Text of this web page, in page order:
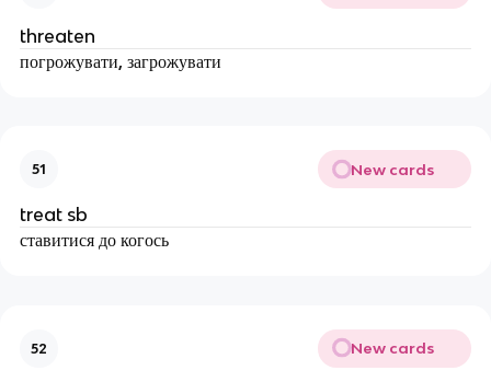
threaten
погрожувати, загрожувати
51 New cards
treat sb
ставитися до когось
52 New cards